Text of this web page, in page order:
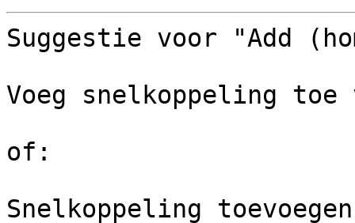
Suggestie voor "Add
Voeg snelkoppeling toe
of:
Snelkoppeling